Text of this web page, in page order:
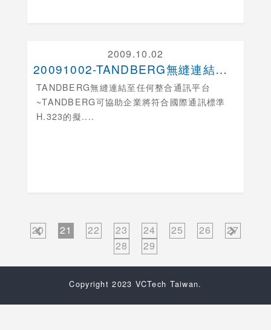
2009.10.02
20091002-TANDBERG無縫連結至任何整....
TANDBERG無縫連結至任何整合通訊平台
~TANDBERG可協助企業將符合國際通訊標準
H.323的擬....
20 21 22 23 24 25 26
27
28
29
Copyright 2023 VCTech Taiwan.